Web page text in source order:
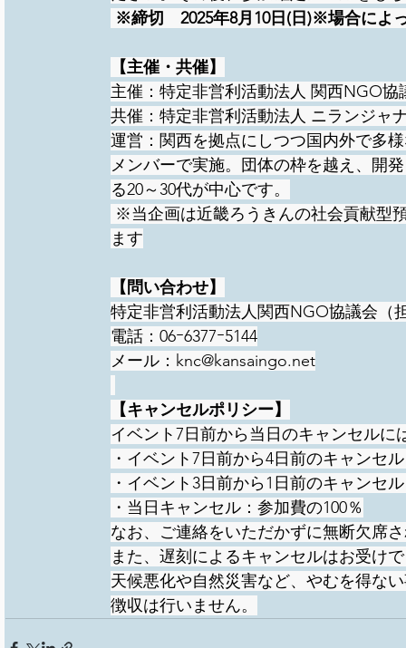
※締切　2025年8月10日(日)※場合によ
【主催・共催】
主催：特定非営利活動法人 関西NGO協
共催：特定非営利活動法人 ニランジャ
運営：関西を拠点にしつつ国内外で多
メンバーで実施。団体の枠を越え、開
る20～30代が中心です。
※当企画は近畿ろうきんの社会貢献型
ます
【問い合わせ】
特定非営利活動法人関西NGO協議会（
電話：06ｰ6377ｰ5144
メール：knc@kansaingo.net
【キャンセルポリシー】
イベント7日前から当日のキャンセル
・イベント7日前から4日前のキャンセ
・イベント3日前から1日前のキャンセ
・当日キャンセル：参加費の100％
なお、ご連絡をいただかずに無断欠席
また、遅刻によるキャンセルはお受け
天候悪化や自然災害など、やむを得な
徴収は行いません。